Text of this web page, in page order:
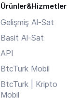
Ürünler&Hizmetler
Gelişmiş Al-Sat
Basit Al-Sat
API
BtcTurk Mobil
BtcTurk | Kripto
Mobil